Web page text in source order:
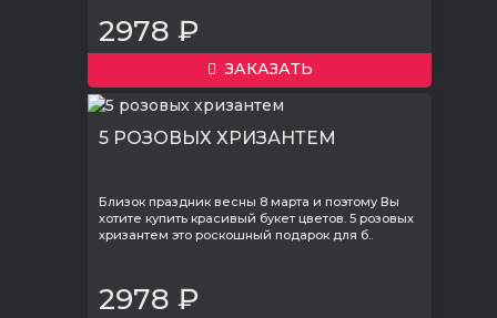
2978 ₽
ЗАКАЗАТЬ
5 РОЗОВЫХ ХРИЗАНТЕМ
Близок праздник весны 8 марта и поэтому Вы
хотите купить красивый букет цветов. 5 розовых
хризантем это роскошный подарок для б..
2978 ₽